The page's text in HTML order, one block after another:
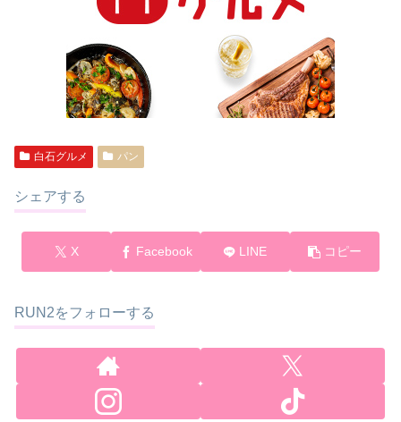
白石グルメ パン
シェアする
X Facebook LINE コピー
RUN2をフォローする